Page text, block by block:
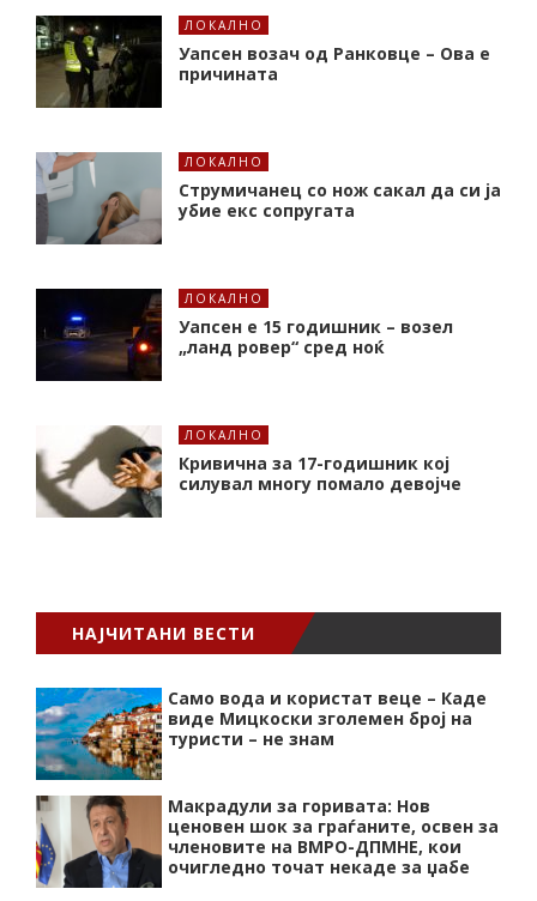
ЛОКАЛНО
Уапсен возач од Ранковце – Ова е
причината
ЛОКАЛНО
Струмичанец со нож сакал да си ја
убие екс сопругата
ЛОКАЛНО
Уапсен е 15 годишник – возел
„ланд ровер“ сред ноќ
ЛОКАЛНО
Кривична за 17-годишник кој
силувал многу помало девојче
НАЈЧИТАНИ ВЕСТИ
Само вода и користат веце – Каде
виде Мицкоски зголемен број на
туристи – не знам
Макрадули за горивата: Нов
ценовен шок за граѓаните, освен за
членовите на ВМРО-ДПМНЕ, кои
очигледно точат некаде за џабе